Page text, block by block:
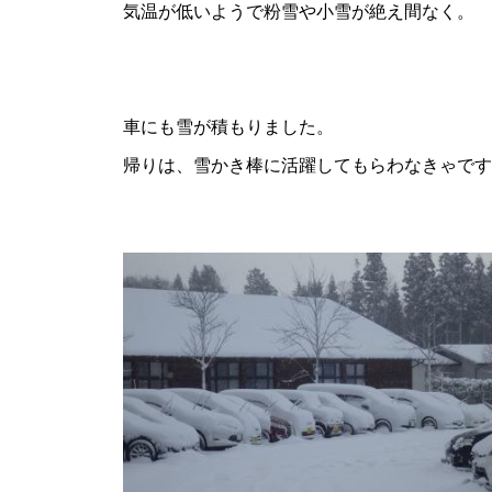
気温が低いようで粉雪や小雪が絶え間なく。
車にも雪が積もりました。
帰りは、雪かき棒に活躍してもらわなきゃで